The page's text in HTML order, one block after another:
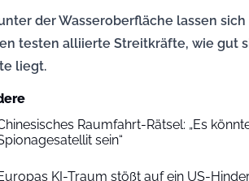
der Wasseroberfläche lassen
testen alliierte Streitkräfte, wie gut
liegt.
Raumfahrt-Rätsel: „Es
sein“
KI-Traum stößt auf ein US-